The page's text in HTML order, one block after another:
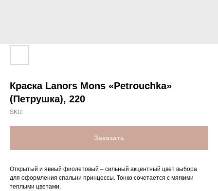
Краска Lanors Mons «Petrouchka»
(Петрушка), 220
SKU:
Заказать
Открытый и явный фиолетовый – сильный акцентный цвет выбора
для оформления спальни принцессы. Тонко сочетается с мягкими
теплыми цветами.